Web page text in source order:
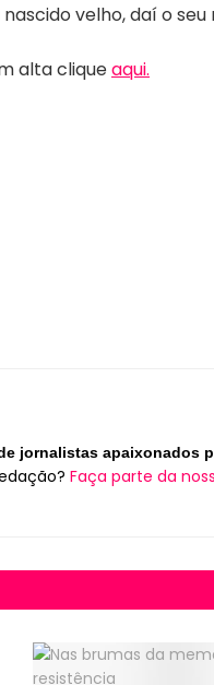
velho, daí o
alta cliqueaqui.
jornalistas apaixonados
Faça parte da